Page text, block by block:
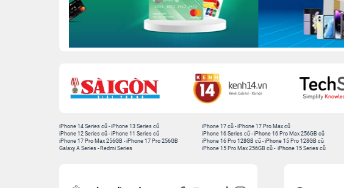
iPhone 14 Series cũ -iPhone 13 Series cũ
iPhone 12 Series cũ -iPhone 11 Series cũ
iPhone 17 Pro Max 256GB -iPhone 17 Pro 256GB
Galaxy A Series - Redmi Series
iPhone 17 cũ -iPhone 17 Pro Max cũ
iPhone 16 Series cũ - iPhone 16 Pro Max 256GB cũ
iPhone 16 Pro 128GB cũ -iPhone 15 Pro 128GB cũ
iPhone 15 Pro Max 256GB cũ - iPhone 15 Series cũ